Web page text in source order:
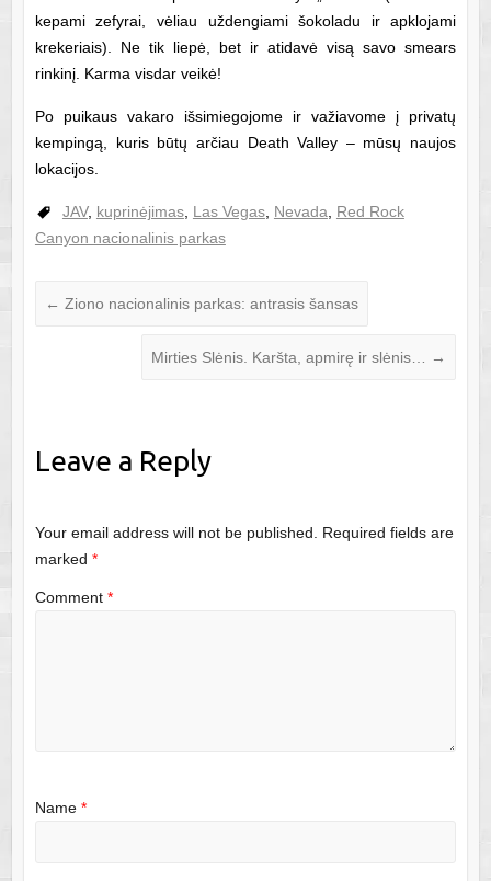
kepami zefyrai, vėliau uždengiami šokoladu ir apklojami
krekeriais). Ne tik liepė, bet ir atidavė visą savo smears
rinkinį. Karma visdar veikė!
Po puikaus vakaro išsimiegojome ir važiavome į privatų
kempingą, kuris būtų arčiau Death Valley – mūsų naujos
lokacijos.
JAV, kuprinėjimas, Las Vegas, Nevada
Red Rock
Canyon nacionalinis parkas
← Ziono nacionalinis parkas: antrasis šansas
Mirties Slėnis. Karšta, apmirę ir slėnis… →
Leave a Reply
Your email address will not be published.
Required fields are
marked *
Comment *
Name *